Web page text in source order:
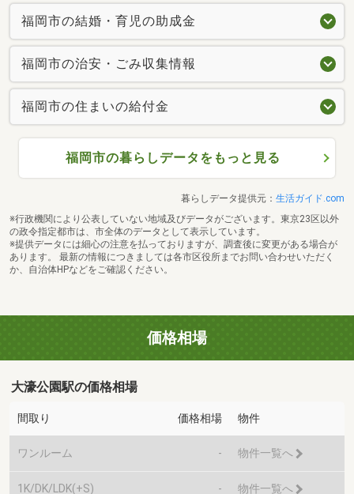
福岡市の結婚・育児の助成金
福岡市の治安・ごみ収集情報
福岡市の住まいの給付金
福岡市の暮らしデータをもっと見る
暮らしデータ提供元： 生活ガイド.com
※行政機関により公表していない地域及びデータがございます。東京23区以外
の政令指定都市は、市全体のデータとして表示しています。
※提供データには細心の注意を払っておりますが、調査後に変更がある場合が
あります。 最新の情報につきましては各市区役所までお問い合わせいただく
か、自治体HPなどをご確認ください。
価格相場
大濠公園駅の価格相場
間取り 価格相場 物件
ワンルーム - 物件一覧へ
1K/DK/LDK(+S) - 物件一覧へ